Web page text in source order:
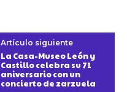
Artículo siguiente
La Casa-Museo León y
Castillo celebra su 71
aniversario con un
concierto de zarzuela